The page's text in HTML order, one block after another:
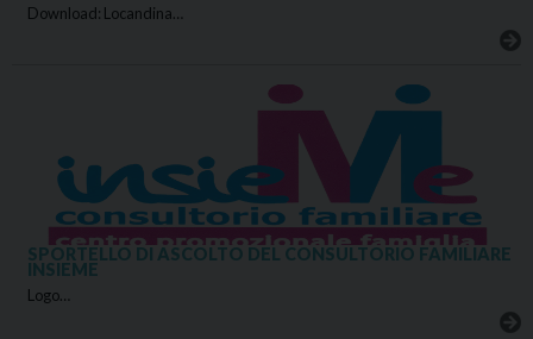
Download: Locandina…
SPORTELLO DI ASCOLTO DEL CONSULTORIO FAMILIARE
INSIEME
Logo…